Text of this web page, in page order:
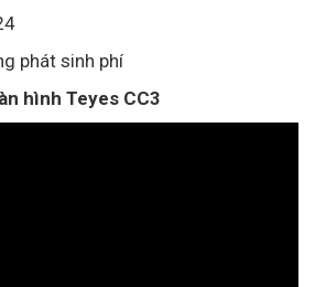
phát sinh phí
hình Teyes CC3